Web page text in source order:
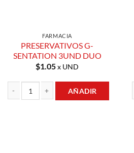
FARMACIA
PRESERVATIVOS G-
SENTATION 3UND DUO
$1.05x UND
AÑADIR